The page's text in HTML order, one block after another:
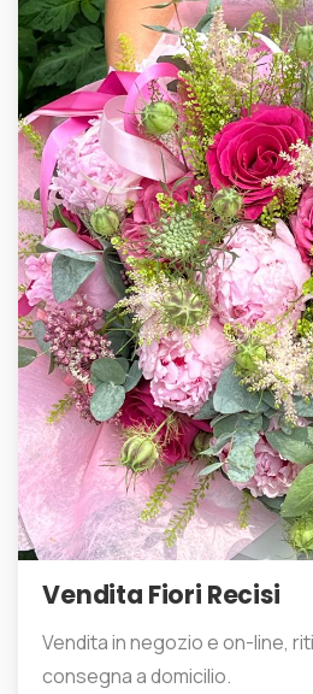
Vendita Fiori Recisi